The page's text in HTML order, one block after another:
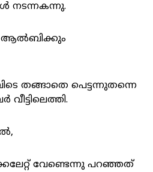
നടന്നകന്നു.
ആൽബിക്കും
തങ്ങാതെ പെട്ടന്നുതന്നെ
വേണ്ടെന്നു പറഞ്ഞത്